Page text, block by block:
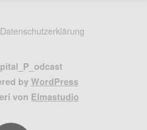
byWordPress
von Elmastudio